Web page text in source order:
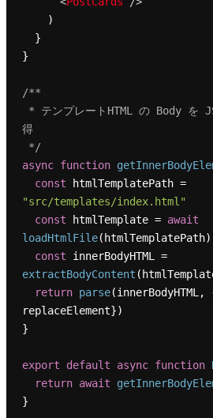
}
/**
得
*/
async function
const
htmlTemplatePath =
"src/templates/index.html"
const htmlTemplate = await
loadHtmlFile(htmlTemplatePath)
const
innerBodyHTML =
extractBodyContent
return parse(innerBodyHTML,
replaceElement})
}
export default async function
return await